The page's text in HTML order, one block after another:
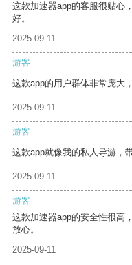
这款加速器app的客服很贴心
好。
2025-09-11
游客
这款app的用户群体非常庞大
2025-09-11
游客
这款app就像我的私人导游，
2025-09-11
游客
这款加速器app的安全性很高
放心。
2025-09-11